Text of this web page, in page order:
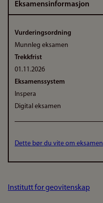
Eksamensinformasjon
Vurderingsordning
Munnleg eksamen
Trekkfrist
01.11.2026
Eksamenssystem
Inspera
Digital eksamen
Dette bør du vite om eksamen
Institutt for geovitenskap